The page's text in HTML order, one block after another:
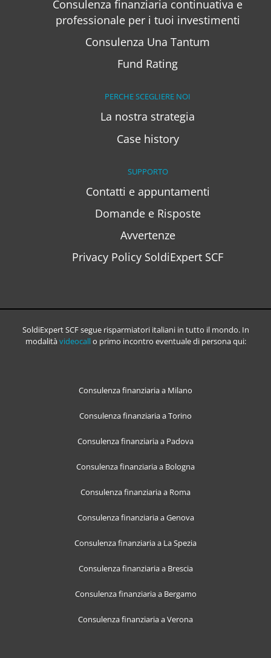
Consulenza finanziaria continuativa e
professionale per i tuoi investimenti
Consulenza Una Tantum
Fund Rating
PERCHE SCEGLIERE NOI
La nostra strategia
Case history
SUPPORTO
Contatti e appuntamenti
Domande e Risposte
Avvertenze
Privacy Policy SoldiExpert SCF
SoldiExpert SCF segue risparmiatori italiani in tutto il mondo. In
modalitàvideocallo primo incontro eventuale di persona qui:
Consulenza finanziaria a Milano
Consulenza finanziaria a Torino
Consulenza finanziaria a Padova
Consulenza finanziaria a Bologna
Consulenza finanziaria a Roma
Consulenza finanziaria a Genova
Consulenza finanziaria a La Spezia
Consulenza finanziaria a Brescia
Consulenza finanziaria a Bergamo
Consulenza finanziaria a Verona